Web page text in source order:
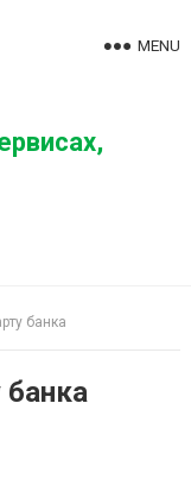
MENU
банка
банка